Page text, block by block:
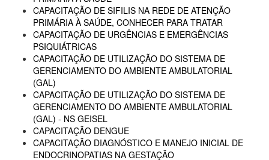
CAPACITAÇÃO DE SIFILIS NA REDE DE ATENÇÃO
PRIMÁRIA À SAÚDE, CONHECER PARA TRATAR
CAPACITAÇÃO DE URGÊNCIAS E EMERGÊNCIAS
PSIQUIÁTRICAS
CAPACITAÇÃO DE UTILIZAÇÃO DO SISTEMA DE
GERENCIAMENTO DO AMBIENTE AMBULATORIAL
(GAL)
CAPACITAÇÃO DE UTILIZAÇÃO DO SISTEMA DE
GERENCIAMENTO DO AMBIENTE AMBULATORIAL
(GAL) - NS GEISEL
CAPACITAÇÃO DENGUE
CAPACITAÇÃO DIAGNÓSTICO E MANEJO INICIAL DE
ENDOCRINOPATIAS NA GESTAÇÃO